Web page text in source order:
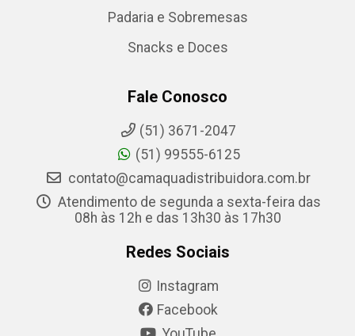
Padaria e Sobremesas
Snacks e Doces
Fale Conosco
(51) 3671-2047
(51) 99555-6125
contato@camaquadistribuidora.com.br
Atendimento de segunda a sexta-feira das
08h às 12h e das 13h30 às 17h30
Redes Sociais
Instagram
Facebook